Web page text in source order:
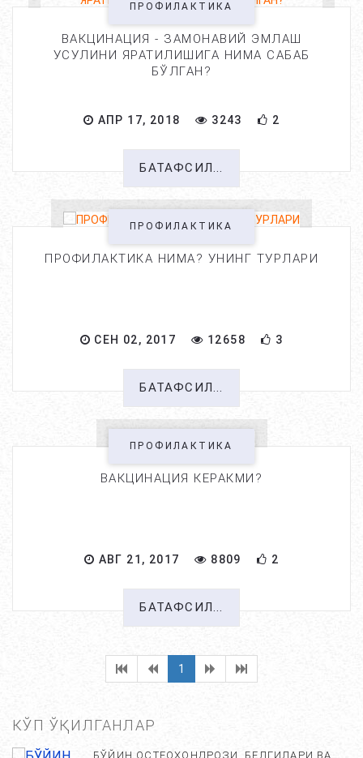
ПРОФИЛАКТИКА
ВАКЦИНАЦИЯ - ЗАМОНАВИЙ ЭМЛАШ
УСУЛИНИ ЯРАТИЛИШИГА НИМА САБАБ
БЎЛГАН?
АПР 17, 2018 3243 2
БАТАФСИЛ...
ПРОФИЛАКТИКА
ПРОФИЛАКТИКА НИМА? УНИНГ ТУРЛАРИ
СЕН 02, 2017 12658 3
БАТАФСИЛ...
ПРОФИЛАКТИКА
ВАКЦИНАЦИЯ КЕРАКМИ?
АВГ 21, 2017 8809 2
БАТАФСИЛ...
1
КЎП ЎҚИЛГАНЛАР
БЎЙИН ОСТЕОХОНДРОЗИ, БЕЛГИЛАРИ ВА